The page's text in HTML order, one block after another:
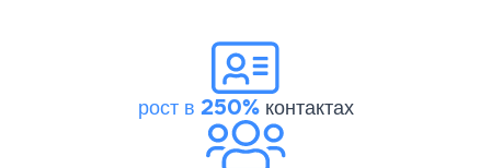
рост в 250%контактах